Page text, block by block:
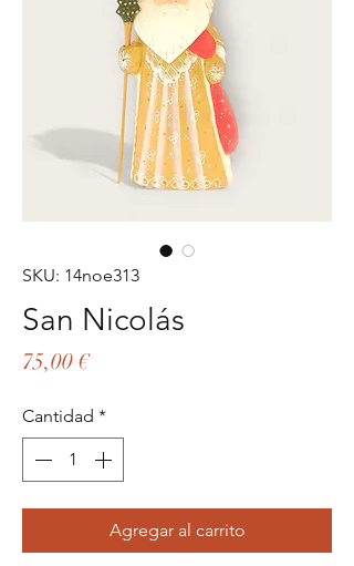
SKU: 14noe313
San Nicolás
75,00 €Precio
Cantidad *
Agregar al carrito